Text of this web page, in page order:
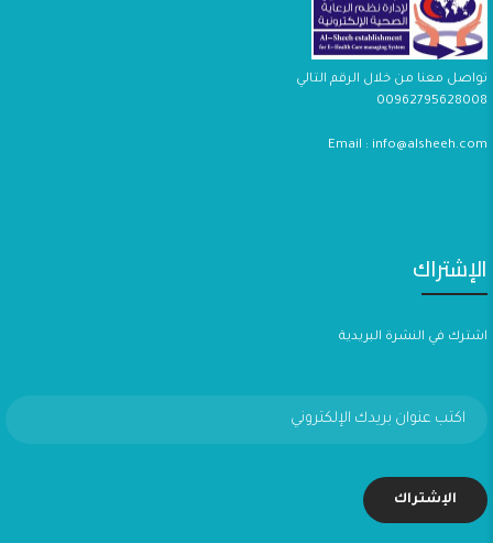
تواصل معنا من خلال الرقم التالي
00962795628008
Email : info@alsheeh.com
الإشتراك
اشترك في النشرة البريدية